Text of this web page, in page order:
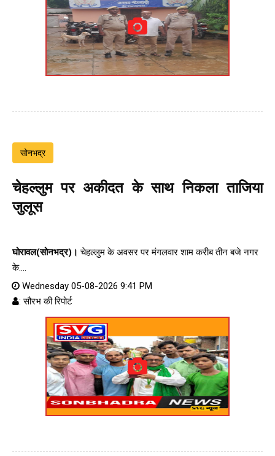
सोनभद्र
चेहल्लुम पर अकीदत के साथ निकला ताजिया
जुलूस
घोरावल(सोनभद्र)। चेहल्लुम के अवसर पर मंगलवार शाम करीब तीन बजे नगर
के....
Wednesday 05-08-2026 9:41 PM
: सौरभ की रिपोर्ट